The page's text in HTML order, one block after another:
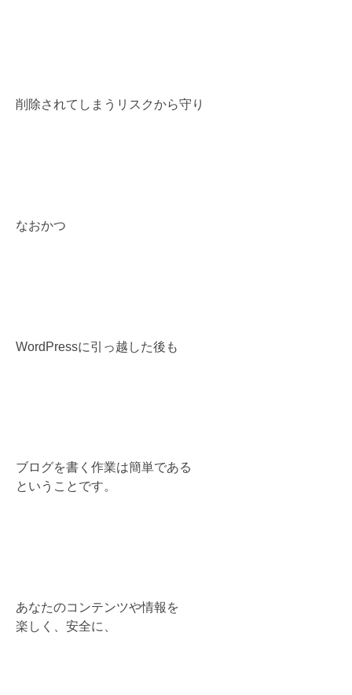
削除されてしまうリスクから守り
なおかつ
WordPressに引っ越した後も
ブログを書く作業は簡単である
ということです。
あなたのコンテンツや情報を
楽しく、安全に、